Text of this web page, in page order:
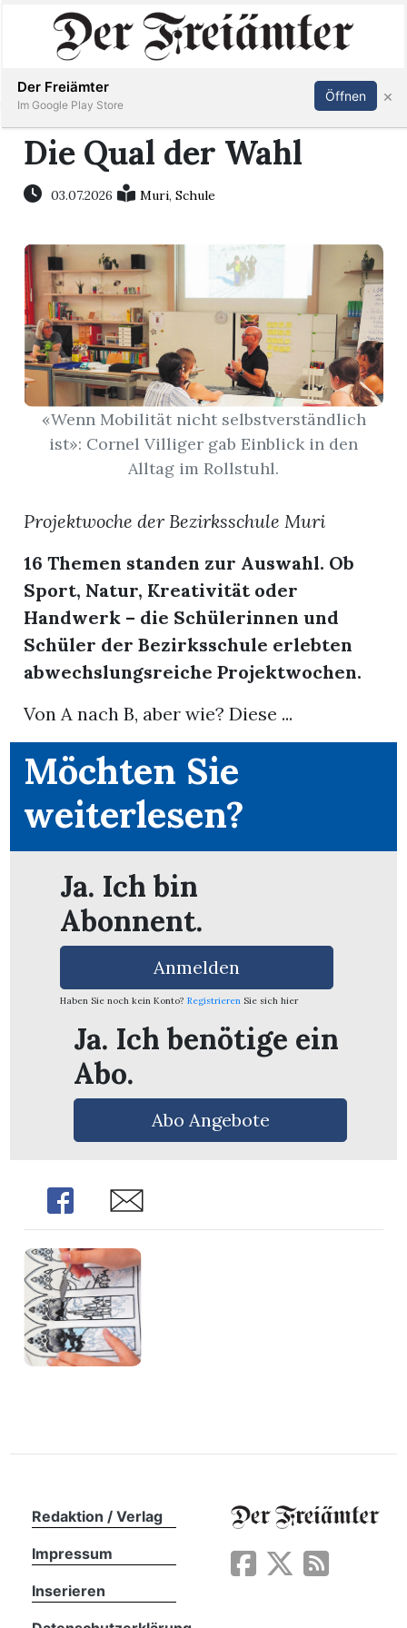
Immobilien
Stellen
E-
Paper
Newsletter
App
Inserieren Abonnieren Anmelden
Die Qual der Wahl
03.07.2026 Muri,Schule
«Wenn Mobilität nicht selbstverständlich
ist»: Cornel Villiger gab Einblick in den
Alltag im Rollstuhl.
Projektwoche der Bezirksschule Muri
16 Themen standen zur Auswahl. Ob
Sport, Natur, Kreativität oder
Handwerk – die Schülerinnen und
Schüler der Bezirksschule erlebten
abwechslungsreiche Projektwochen.
Von A nach B, aber wie? Diese ...
Möchten Sie
weiterlesen?
Ja. Ich bin
Abonnent.
Anmelden
Haben Sie noch kein Konto? Registrieren Sie sich hier
Ja. Ich benötige ein
Abo.
Abo Angebote
Share Share
Redaktion / Verlag
Impressum
Inserieren
Der Freiämter
Im Google Play Store
Öffnen ×